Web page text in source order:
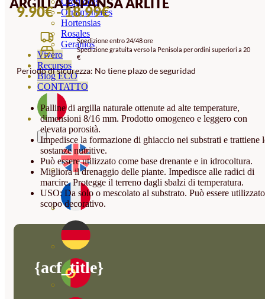
Ornamentales
Hortensias
Rosales
Geranios
Vivero
Recursos
Blog ECO
CONTATTO
9.90€-18.99€FASCIA
PREZZO:
9.90€
18.99€
Spedizione entro 24/48 ore
Spedizione gratuita verso la Penisola per ordini superiori a 20
€
Periodo di sicurezza: No tiene plazo de seguridad
Palline di argilla naturale ottenute ad alte temperature,
dimensioni 8/16 mm. Prodotto omogeneo e leggero con
elevata porosità.
Impedisce la formazione di ghiaccio nei substrati e trattiene
sostanze nutritive.
Può essere utilizzato come base drenante e in idrocoltura.
Migliora il drenaggio delle piante. Impedisce alle radici di
marcire. Protegge il terreno dagli sbalzi di temperatura.
USO: Da solo o mescolato al substrato. Può essere
scopo decorativo.
{acf_title}